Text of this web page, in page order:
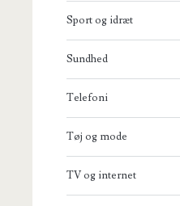
Sport og idræt
Sundhed
Telefoni
Tøj og mode
TV og internet